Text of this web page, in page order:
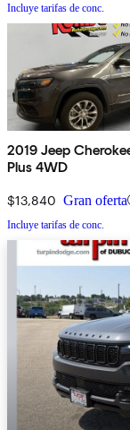
Incluye tarifas de conc.
2019 Jeep
Plus 4WD
$13,840 Gran oferta
Incluye tarifas de conc.